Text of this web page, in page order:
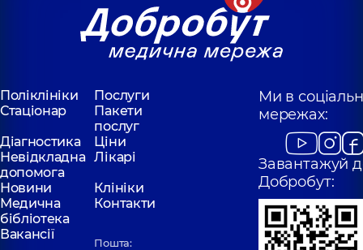
Поліклініки
Послуги
Стаціонар
Пакети
послуг
Діагностика
Ціни
Невідкладна
допомога
Лікарі
Новини
Клініки
Медична
бібліотека
Контакти
Вакансії
Пошта:
Ми в
мережах:
Завантажуй
Добробут: